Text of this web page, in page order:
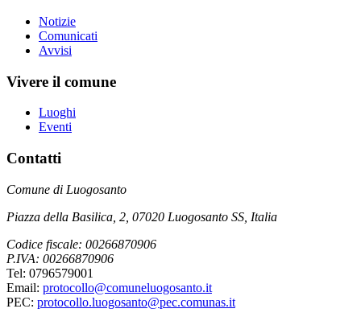
Notizie
Comunicati
Avvisi
Vivere il comune
Luoghi
Eventi
Contatti
Comune di Luogosanto
Piazza della Basilica, 2, 07020 Luogosanto SS, Italia
Codice fiscale: 00266870906
P.IVA: 00266870906
Tel: 0796579001
Email: protocollo@comuneluogosanto.it
PEC: protocollo.luogosanto@pec.comunas.it